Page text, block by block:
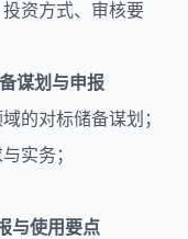
资方式、审核要
谋划与申报
的对标储备谋划；
实务；
与使用要点